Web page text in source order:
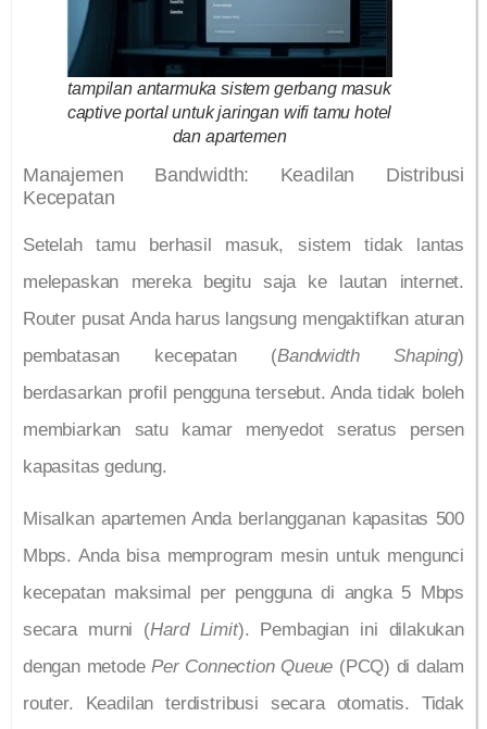
tampilan antarmuka sistem gerbang masuk
captive portal untuk jaringan wifi tamu hotel
dan apartemen
Manajemen Bandwidth: Keadilan Distribusi
Kecepatan
Setelah tamu berhasil masuk, sistem tidak lantas
melepaskan mereka begitu saja ke lautan internet.
Router pusat Anda harus langsung mengaktifkan aturan
pembatasan kecepatan (Bandwidth Shaping)
berdasarkan profil pengguna tersebut. Anda tidak boleh
membiarkan satu kamar menyedot seratus persen
kapasitas gedung.
Misalkan apartemen Anda berlangganan kapasitas 500
Mbps. Anda bisa memprogram mesin untuk mengunci
kecepatan maksimal per pengguna di angka 5 Mbps
secara murni (Hard Limit). Pembagian ini dilakukan
dengan metodePer Connection Queue (PCQ) di dalam
router. Keadilan terdistribusi secara otomatis. Tidak